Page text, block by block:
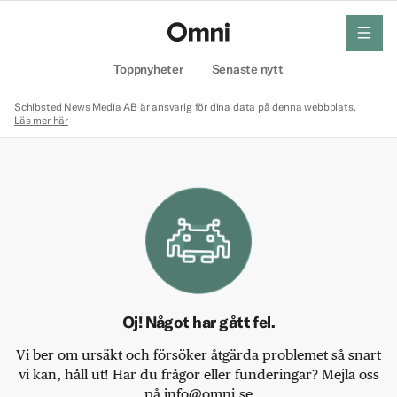
Toppnyheter Senaste nytt
meny
Schibsted News Media AB är ansvarig för dina data på denna webbplats.
Läs mer här
Oj! Något har gått fel.
Vi ber om ursäkt och försöker åtgärda problemet så snart
vi kan, håll ut! Har du frågor eller funderingar? Mejla oss